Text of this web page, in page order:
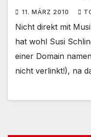
11. MÄRZ 2010
Nicht direkt mit
hat wohl Susi
einer Domain
nicht verlinkt!), na